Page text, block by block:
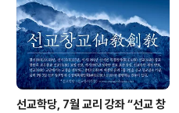
선교학당, 7월 교리 강좌 “선교 창